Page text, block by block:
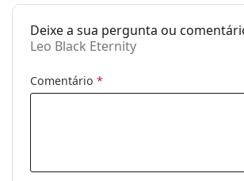
Categoria:
Óculos de sol
Uso:
Moda
Deixe a sua pergunta ou
Leo Black Eternity
Comentário *